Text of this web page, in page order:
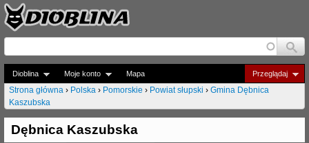
Jump to navigation
Dioblina Moje konto Przeglądaj
Mapa
J
e
Strona główna › Polska › Pomorskie › Powiat słupski › Gmina Dębnica
Kaszubska
Dębnica Kaszubska